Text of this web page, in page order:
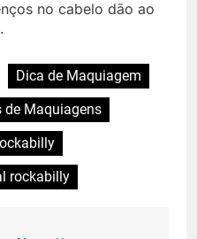
no cabelo dão ao
Dica de Maquiagem
de Maquiagens
rockabilly